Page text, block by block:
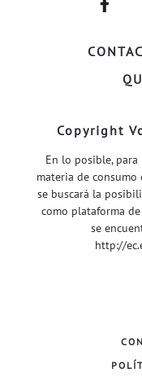
Copyright
En lo posible,
materia de consumo
se buscará la
como plataforma
se
http://